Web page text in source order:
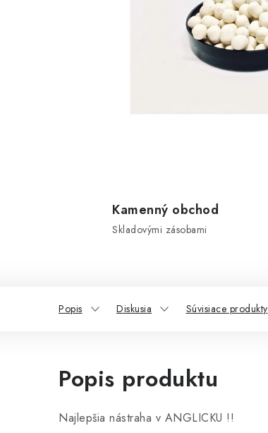
Kamenný obchod
Skladovými zásobami
Popis Diskusia Súvisiace produkty
Popis produktu
Najlepšia nástraha v ANGLICKU !!